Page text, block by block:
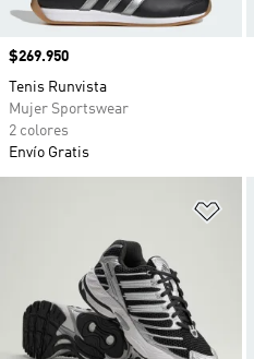
Precio
$269.950
Tenis Runvista
Mujer Sportswear
2 colores
Envío Gratis